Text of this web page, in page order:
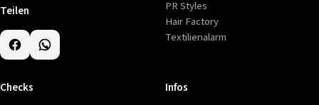
Teilen
PR Styles
Hair Factory
Textilienalarm
Checks Infos